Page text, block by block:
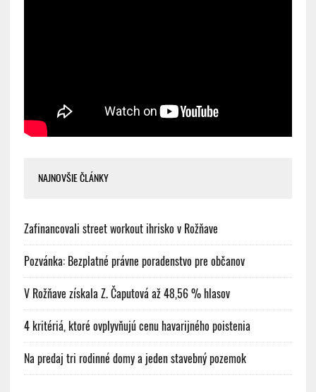
NAJNOVŠIE ČLÁNKY
Zafinancovali street workout ihrisko v Rožňave
Pozvánka: Bezplatné právne poradenstvo pre občanov
V Rožňave získala Z. Čaputová až 48,56 % hlasov
4 kritériá, ktoré ovplyvňujú cenu havarijného poistenia
Na predaj tri rodinné domy a jeden stavebný pozemok